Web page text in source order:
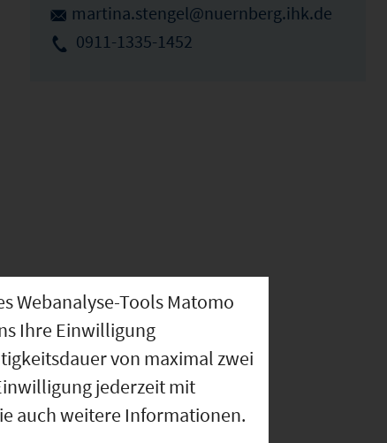
martina.stengel@nuernberg.ihk.de
0911-1335-1452
Webanalyse-Tools Matomo
Ihre Einwilligung
von maximal zwei
jederzeit mit
auch weitere Informationen.